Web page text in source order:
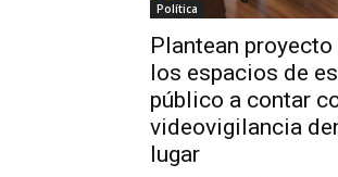
Política
Plantean
los espacios de
público a contar
videovigilancia
lugar